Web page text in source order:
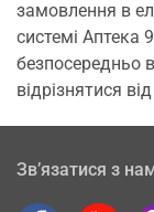
замовлення в
системі Аптека
безпосередньо
відрізнятися
Зв’язатися з